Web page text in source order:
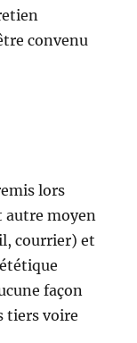
convenu
lors
autre moyen
courrier) et
façon
tiers voire